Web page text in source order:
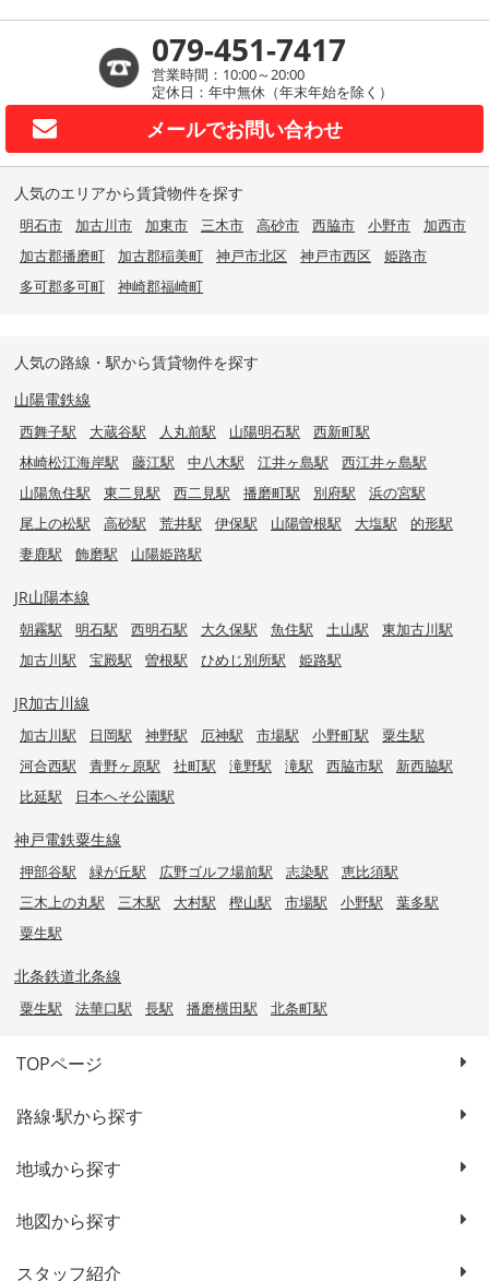
079-451-7417
営業時間：10:00～20:00
定休日：年中無休（年末年始を除く）
メールでお問い合わせ
人気のエリアから賃貸物件を探す
明石市 加古川市 加東市 三木市 高砂市 西脇市 小野市
加西市
加古郡播磨町
加古郡稲美町 神戸市北区 神戸市西区
姫路市
多可郡多可町
神崎郡福崎町
人気の路線・駅から賃貸物件を探す
山陽電鉄線
西舞子駅 大蔵谷駅 人丸前駅 山陽明石駅
西新町駅
林崎松江海岸駅
藤江駅 中八木駅 江井ヶ島駅
西江井ヶ島駅
山陽魚住駅
東二見駅 西二見駅 播磨町駅 別府駅
浜の宮駅
尾上の松駅
高砂駅 荒井駅 伊保駅 山陽曽根駅 大塩駅
的形駅
妻鹿駅
飾磨駅 山陽姫路駅
JR山陽本線
朝霧駅 明石駅 西明石駅 大久保駅 魚住駅 土山駅
東加古川駅
加古川駅
宝殿駅 曽根駅 ひめじ別所駅 姫路駅
JR加古川線
加古川駅 日岡駅 神野駅 厄神駅 市場駅 小野町駅
粟生駅
河合西駅
青野ヶ原駅 社町駅 滝野駅 滝駅 西脇市駅
新西脇駅
比延駅
日本へそ公園駅
神戸電鉄粟生線
押部谷駅 緑が丘駅 広野ゴルフ場前駅 志染駅
恵比須駅
三木上の丸駅
三木駅 大村駅 樫山駅 市場駅 小野駅
葉多駅
粟生駅
北条鉄道北条線
粟生駅 法華口駅 長駅 播磨横田駅 北条町駅
TOPページ
路線·駅から探す
地域から探す
地図から探す
スタッフ紹介